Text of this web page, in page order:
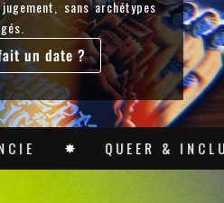
sans archétypes
un date ?
QUEER & INCLUSIF ✸